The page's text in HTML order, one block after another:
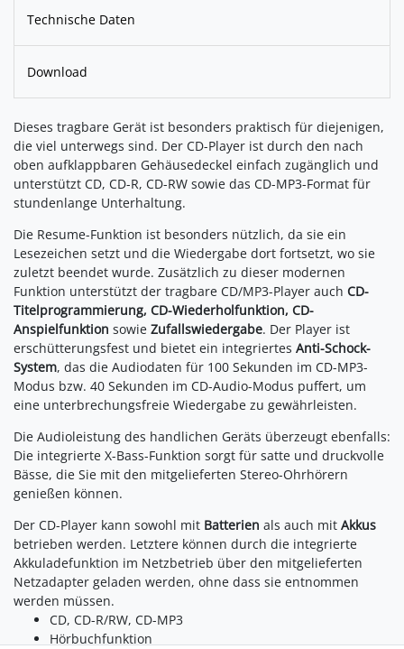
Technische Daten
Download
Dieses tragbare Gerät ist besonders praktisch für diejenigen,
die viel unterwegs sind. Der CD-Player ist durch den nach
oben aufklappbaren Gehäusedeckel einfach zugänglich und
unterstützt CD, CD-R, CD-RW sowie das CD-MP3-Format für
stundenlange Unterhaltung.
Die Resume-Funktion ist besonders nützlich, da sie ein
Lesezeichen setzt und die Wiedergabe dort fortsetzt, wo sie
zuletzt beendet wurde. Zusätzlich zu dieser modernen
Funktion unterstützt der tragbare CD/MP3-Player auch CD-
Titelprogrammierung, CD-Wiederholfunktion, CD-
Anspielfunktion sowie Zufallswiedergabe. Der Player ist
erschütterungsfest und bietet ein integriertes Anti-Schock-
System, das die Audiodaten für 100 Sekunden im CD-MP3-
Modus bzw. 40 Sekunden im CD-Audio-Modus puffert, um
eine unterbrechungsfreie Wiedergabe zu gewährleisten.
Die Audioleistung des handlichen Geräts überzeugt ebenfalls:
Die integrierte X-Bass-Funktion sorgt für satte und druckvolle
Bässe, die Sie mit den mitgelieferten Stereo-Ohrhörern
genießen können.
Der CD-Player kann sowohl mit Batterien als auch mit Akkus
betrieben werden. Letztere können durch die integrierte
Akkuladefunktion im Netzbetrieb über den mitgelieferten
Netzadapter geladen werden, ohne dass sie entnommen
werden müssen.
CD, CD-R/RW, CD-MP3
Hörbuchfunktion